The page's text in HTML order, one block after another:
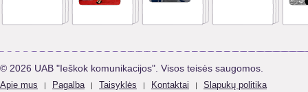
© 2026 UAB "Ieškok komunikacijos". Visos teisės saugomos.
Apie mus | Pagalba | Taisyklės | Kontaktai | Slapukų politika